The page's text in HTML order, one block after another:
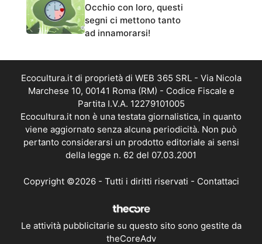
Occhio con loro, questi
segni ci mettono tanto
ad innamorarsi!
Ecocultura.it di proprietà di WEB 365 SRL - Via Nicola
Marchese 10, 00141 Roma (RM) - Codice Fiscale e
Partita I.V.A. 12279101005
Ecocultura.it non è una testata giornalistica, in quanto
viene aggiornato senza alcuna periodicità. Non può
pertanto considerarsi un prodotto editoriale ai sensi
della legge n. 62 del 07.03.2001
Copyright ©2026 - Tutti i diritti riservati - Contattaci
Le attività pubblicitarie su questo sito sono gestite da
theCoreAdv